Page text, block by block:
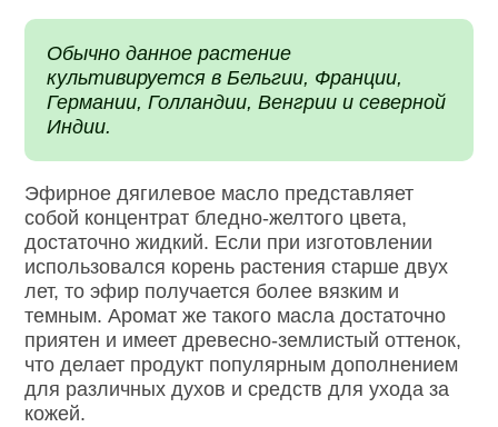
Обычно данное растение
культивируется в Бельгии, Франции,
Германии, Голландии, Венгрии и северной
Индии.
Эфирное дягилевое масло представляет
собой концентрат бледно-желтого цвета,
достаточно жидкий. Если при изготовлении
использовался корень растения старше двух
лет, то эфир получается более вязким и
темным. Аромат же такого масла достаточно
приятен и имеет древесно-землистый оттенок,
что делает продукт популярным дополнением
для различных духов и средств для ухода за
кожей.